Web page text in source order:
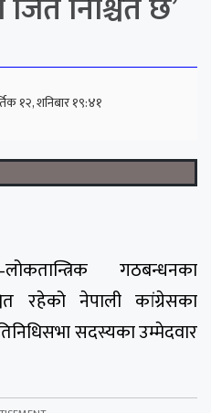
१२, शनिबार १९:४१
गठबन्धनका
रहेको नेपाली कांग्रेसका
सदस्यका उम्मेदवार